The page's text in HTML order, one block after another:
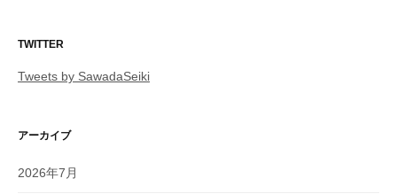
TWITTER
Tweets by SawadaSeiki
アーカイブ
2026年7月